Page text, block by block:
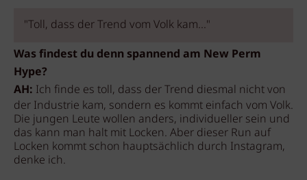
"Toll, dass der Trend vom Volk kam..."
Was findest du denn spannend am New Perm
Hype?
AH: Ich finde es toll, dass der Trend diesmal nicht von
der Industrie kam, sondern es kommt einfach vom Volk.
Die jungen Leute wollen anders, individueller sein und
das kann man halt mit Locken. Aber dieser Run auf
Locken kommt schon hauptsächlich durch Instagram,
denke ich.